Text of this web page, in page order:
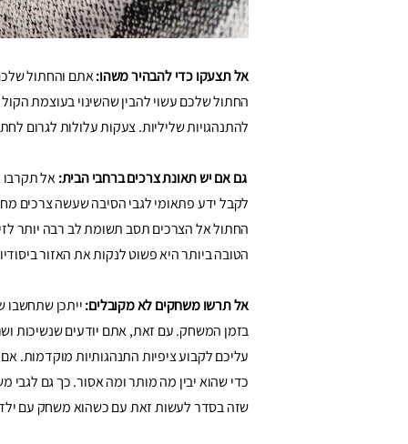
אל תצעקו כדי להבהיר משהו:אתם והחתול
החתול שלכם עשוי להבין שהשינוי בעוצמת
להתנהגויות שליליות. צעקות עלולות לגרום
גם אם יש תאונת צרכים ברחבי הבית:אל תקרבו
לקבל ידע פתאומי לגבי הסיבה שעשה צרכים
החתול אל הצרכים תסב תשומת לב רבה יותר
הטובה ביותר היא פשוט לנקות את האזור
אל תרשו משחקים לא מקובלים:ייתכן
בזמן המשחק. עם זאת, אתם יודעים שנשיכות
עליכם לקבוע ציפיות התנהגותיות מוקדמות.
כדי שהוא יבין מה מותר ומה אסור. כך גם
שזה בסדר לעשות זאת עם כשהוא משחק עם